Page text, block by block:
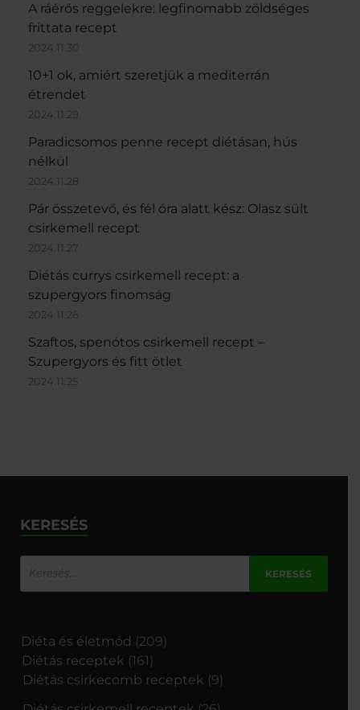
A ráérős reggelekre: legfinomabb zöldséges
frittata recept
2024.11.30
10+1 ok, amiért szeretjük a mediterrán
étrendet
2024.11.29
Paradicsomos penne recept diétásan, hús
nélkül
2024.11.28
Pár összetevő, és fél óra alatt kész: Olasz sült
csirkemell recept
2024.11.27
Diétás currys csirkemell recept: a
szupergyors finomság
2024.11.26
Szaftos, spenótos csirkemell recept –
Szupergyors és fitt ötlet
2024.11.25
KERESÉS
Diéta és életmód (209)
Diétás receptek (161)
Diétás csirkecomb receptek (9)